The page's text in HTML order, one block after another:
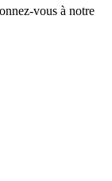
vous à notre